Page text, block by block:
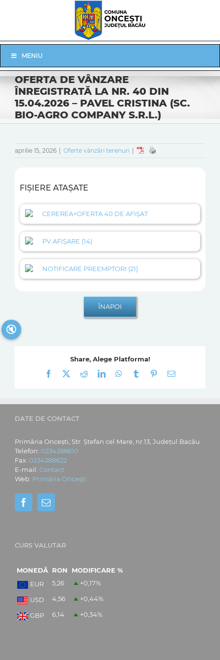
Navigation
MENIU
OFERTA DE VÂNZARE
ÎNREGISTRATĂ LA NR. 40 DIN
15.04.2026 – PAVEL CRISTINA (SC.
BIO-AGRO COMPANY S.R.L.)
aprilie 15, 2026 Oferte vânzări terenuri
FIȘIERE ATAȘATE
CEREREA+OFERTA 40 DE AFIȘAT
PV AFIȘARE (14)
NOTIFICARE PREEMPTORI (21)
Share, Alege Platforma!
Facebook
RedditLinkedInWhatsApp
Tumblr Pinterest
E-
DATE DE CONTACT
Primăria Oncești, Str. Ștefan cel Mare, nr.13, Județul Bacău
Telefon: 0234288610
Fax: 0234288622
E-mail: Contact
Web: Primăria Oncești
CURS VALUTAR
MONEDĂ RON
MODIFICARE %
EUR
5,26 +0,17%
USD 4,56 +0,44%
GBP 6,14 +0,34%
🔇